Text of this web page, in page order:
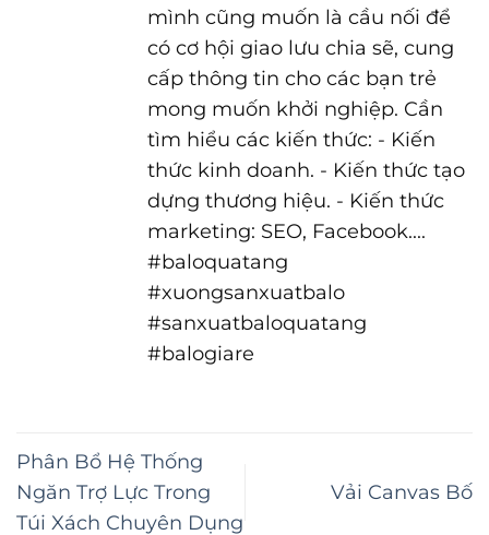
mình cũng muốn là cầu nối để
có cơ hội giao lưu chia sẽ, cung
cấp thông tin cho các bạn trẻ
mong muốn khởi nghiệp. Cần
tìm hiểu các kiến thức: - Kiến
thức kinh doanh. - Kiến thức tạo
dựng thương hiệu. - Kiến thức
marketing: SEO, Facebook....
#baloquatang
#xuongsanxuatbalo
#sanxuatbaloquatang
#balogiare
Phân Bổ Hệ Thống
Ngăn Trợ Lực Trong
Túi Xách Chuyên Dụng
Vải Canvas Bố